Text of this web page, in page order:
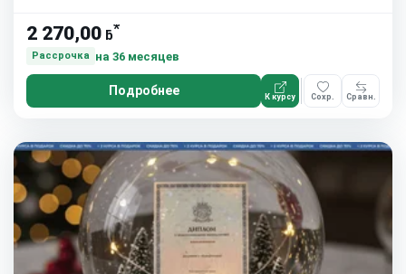
2 270,00 ƃ*
Рассрочка на 36 месяцев
Подробнее К курсу Сохр. Сравн.